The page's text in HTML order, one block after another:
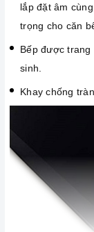
lắp đặt âm
trọng cho căn
Bếp được
sinh.
Khay chống